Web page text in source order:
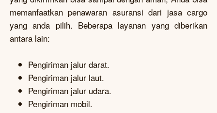
memanfaatkan penawaran asuransi dari jasa cargo
yang anda pilih. Beberapa layanan yang diberikan
antara lain:
Pengiriman jalur darat.
Pengiriman jalur laut.
Pengiriman jalur udara.
Pengiriman mobil.